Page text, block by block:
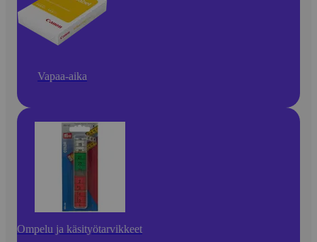
Vapaa-aika
Ompelu ja käsityötarvikkeet